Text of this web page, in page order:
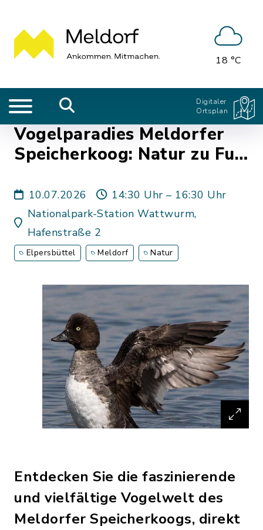
18 °C
Digitaler
Ortsplan
Vogelparadies Meldorfer
Speicherkoog: Natur zu Fuß
10.07.2026
14:30 Uhr – 16:30 Uhr
Nationalpark-Station Wattwurm,
Hafenstraße 2
Elpersbüttel Meldorf Natur
Entdecken Sie die faszinierende
und vielfältige Vogelwelt des
Meldorfer Speicherkoogs, direkt